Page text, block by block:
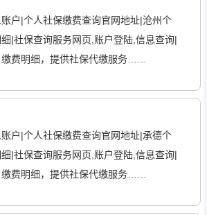
户|个人社保缴费查询官网地址|沧州个
|社保查询服务网页,账户登陆,信息查询|
费明细，提供社保代缴服务……
户|个人社保缴费查询官网地址|承德个
|社保查询服务网页,账户登陆,信息查询|
费明细，提供社保代缴服务……